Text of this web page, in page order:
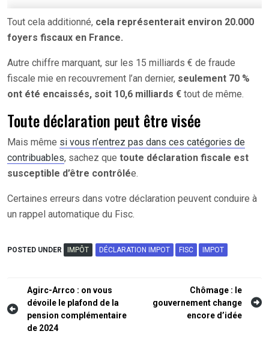
Tout cela additionné, cela représenterait environ 20.000
foyers fiscaux en France.
Autre chiffre marquant, sur les 15 milliards € de fraude
fiscale mie en recouvrement l’an dernier, seulement 70 %
ont été encaissés, soit 10,6 milliards € tout de même.
Toute déclaration peut être visée
Mais même si vous n’entrez pas dans ces catégories de
contribuables, sachez que toute déclaration fiscale est
susceptible d’être contrôlée.
Certaines erreurs dans votre déclaration peuvent conduire à
un rappel automatique du Fisc.
POSTED UNDER IMPÔT DÉCLARATION IMPOT FISC IMPOT
Navigation
de
l’article
Agirc-Arrco : on vous
dévoile le plafond de la
pension complémentaire
de 2024
Chômage : le
gouvernement change
encore d’idée